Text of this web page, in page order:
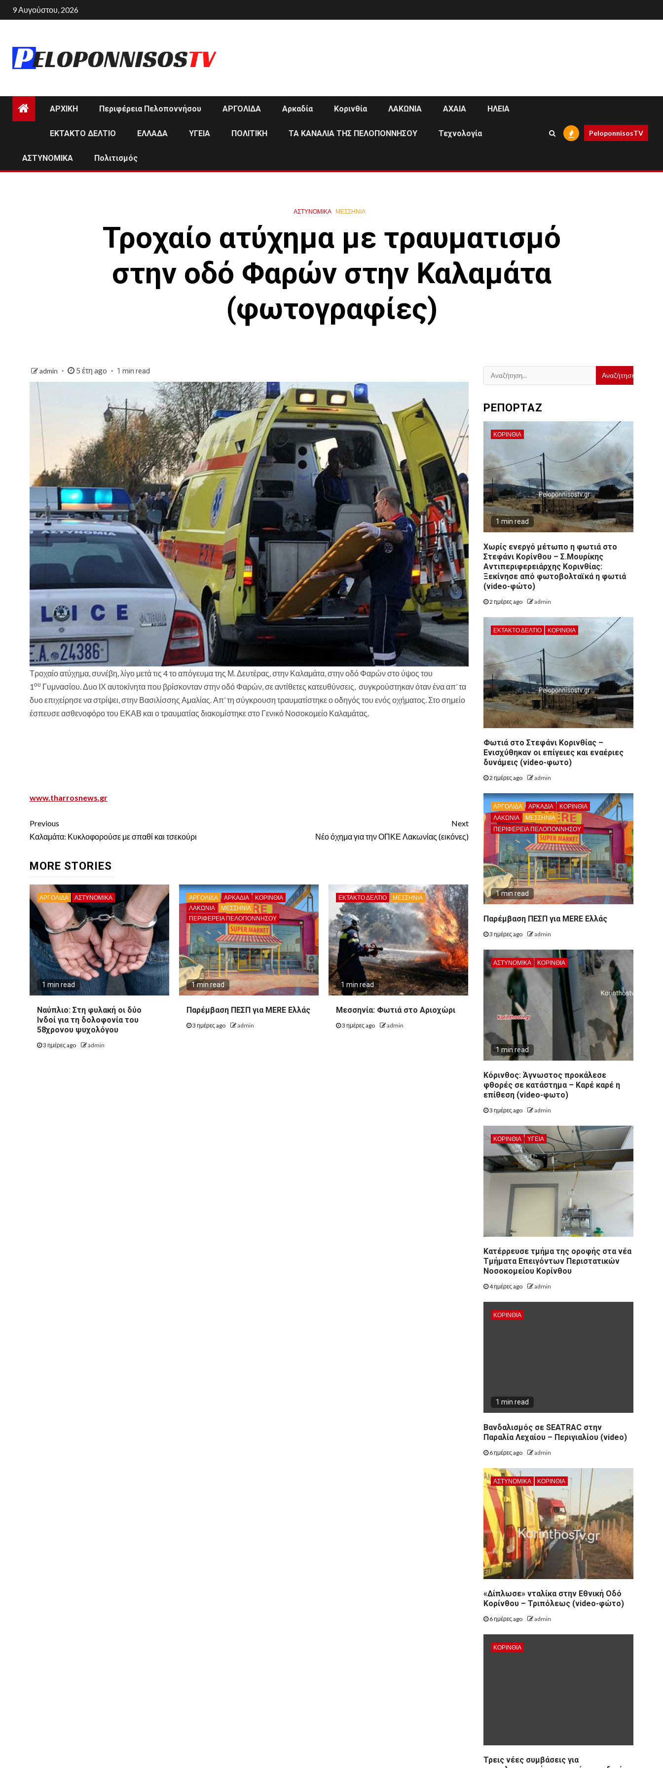
Skip
to
9 Αυγούστου, 2026
ΑΡΧΙΚΗ Περιφέρεια Πελοποννήσου ΑΡΓΟΛΙΔΑ Αρκαδία Κορινθία ΛΑΚΩΝΙΑ ΑΧΑΙΑ ΗΛΕΙΑ
ΕΚΤΑΚΤΟ ΔΕΛΤΙΟ ΕΛΛΑΔΑ ΥΓΕΙΑ ΠΟΛΙΤΙΚΗ ΤΑ ΚΑΝΑΛΙΑ ΤΗΣ ΠΕΛΟΠΟΝΝΗΣΟΥ Τεχνολογία
ΑΣΤΥΝΟΜΙΚΑ Πολιτισμός
PeloponnisosTV
ΑΣΤΥΝΟΜΙΚΑ ΜΕΣΣΗΝΙΑ
Τροχαίο ατύχημα με τραυματισμό
στην οδό Φαρών στην Καλαμάτα
(φωτογραφίες)
admin 5 έτη ago 1 min read
Τροχαίο ατύχημα, συνέβη, λίγο μετά τις 4 το απόγευμα της Μ. Δευτέρας, στην Καλαμάτα, στην οδό Φαρών στο ύψος του
1ου Γυμνασίου. Δυο ΙΧ αυτοκίνητα που βρίσκονταν στην οδό Φαρών, σε αντίθετες κατευθύνσεις, συγκρούστηκαν όταν ένα απ’ τα
δυο επιχείρησε να στρίψει, στην Βασιλίσσης Αμαλίας. Απ’ τη σύγκρουση τραυματίστηκε ο οδηγός του ενός οχήματος. Στο σημείο
έσπευσε ασθενοφόρο του ΕΚΑΒ και ο τραυματίας διακομίστηκε στο Γενικό Νοσοκομείο Καλαμάτας.
www.tharrosnews.gr
Continue
Reading
Previous
Καλαμάτα: Κυκλοφορούσε με σπαθί και τσεκούρι
Next
Νέο όχημα για την ΟΠΚΕ Λακωνίας (εικόνες)
MORE STORIES
ΑΡΓΟΛΙΔΑ ΑΣΤΥΝΟΜΙΚΑ
1 min read
Ναύπλιο: Στη φυλακή οι δύο
Ινδοί για τη δολοφονία του
58χρονου ψυχολόγου
3 ημέρες ago admin
ΑΡΓΟΛΙΔΑ ΑΡΚΑΔΊΑ
ΚΟΡΙΝΘΊΑ
ΛΑΚΩΝΙΑ
ΜΕΣΣΗΝΙΑ
ΠΕΡΙΦΈΡΕΙΑ ΠΕΛΟΠΟΝΝΉΣΟΥ
1 min read
Παρέμβαση ΠΕΣΠ για MERE Ελλάς
3 ημέρες ago admin
ΕΚΤΑΚΤΟ ΔΕΛΤΙΟ ΜΕΣΣΗΝΙΑ
1 min read
Μεσσηνία: Φωτιά στο Αριοχώρι
3 ημέρες ago admin
Αναζήτηση
για:
ΡΕΠΟΡΤΑΖ
ΚΟΡΙΝΘΊΑ
1 min read
Χωρίς ενεργό μέτωπο η φωτιά στο
Στεφάνι Κορίνθου – Σ.Μουρίκης
Αντιπεριφερειάρχης Κορινθίας:
Ξεκίνησε από φωτοβολταϊκά η φωτιά
(video-φώτο)
2 ημέρες ago admin
ΕΚΤΑΚΤΟ ΔΕΛΤΙΟ ΚΟΡΙΝΘΊΑ
Φωτιά στο Στεφάνι Κορινθίας –
Ενισχύθηκαν οι επίγειες και εναέριες
δυνάμεις (video-φωτο)
2 ημέρες ago admin
ΑΡΓΟΛΙΔΑ ΑΡΚΑΔΊΑ
ΚΟΡΙΝΘΊΑ
ΛΑΚΩΝΙΑ
ΜΕΣΣΗΝΙΑ
ΠΕΡΙΦΈΡΕΙΑ ΠΕΛΟΠΟΝΝΉΣΟΥ
1 min read
Παρέμβαση ΠΕΣΠ για MERE Ελλάς
3 ημέρες ago admin
ΑΣΤΥΝΟΜΙΚΑ ΚΟΡΙΝΘΊΑ
1 min read
Κόρινθος: Άγνωστος προκάλεσε
φθορές σε κατάστημα – Καρέ καρέ η
επίθεση (video-φωτο)
3 ημέρες ago admin
ΚΟΡΙΝΘΊΑ ΥΓΕΙΑ
Kατέρρευσε τμήμα της οροφής στα νέα
Τμήματα Επειγόντων Περιστατικών
Νοσοκομείου Κορίνθου
4 ημέρες ago admin
ΚΟΡΙΝΘΊΑ
1 min read
Βανδαλισμός σε SEATRAC στην
Παραλία Λεχαίου – Περιγιαλίου (video)
6 ημέρες ago admin
ΑΣΤΥΝΟΜΙΚΑ ΚΟΡΙΝΘΊΑ
«Δίπλωσε» νταλίκα στην Εθνική Oδό
Κορίνθου – Τριπόλεως (video-φώτο)
6 ημέρες ago admin
ΚΟΡΙΝΘΊΑ
Τρεις νέες συμβάσεις για